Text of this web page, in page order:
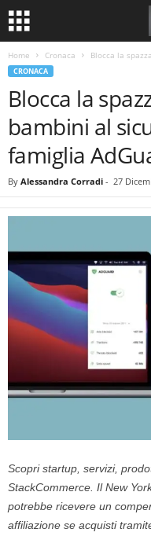
Home Cronaca Blocca la
CRONACA
Blocca la
bambini al
famiglia
By Alessandra Corradi - 27
Scopri startup, servizi,
StackCommerce. Il New
potrebbe ricevere un
affiliazione se acquisti